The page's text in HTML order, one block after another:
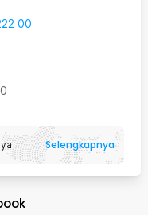
00
Selengkapnya